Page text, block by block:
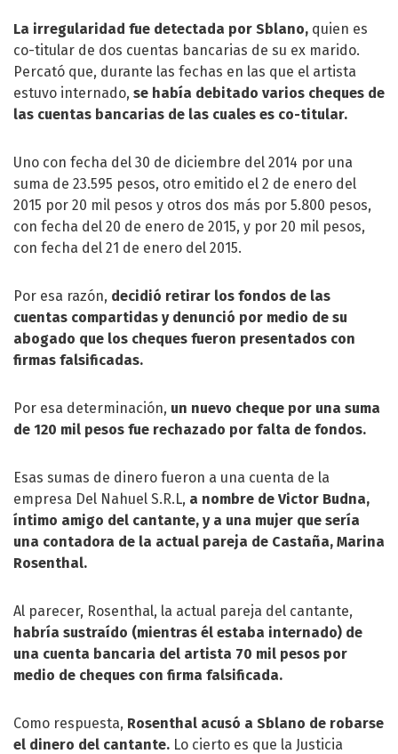
La irregularidad fue detectada por Sblano, quien es
co-titular de dos cuentas bancarias de su ex marido.
Percató que, durante las fechas en las que el artista
estuvo internado, se había debitado varios cheques de
las cuentas bancarias de las cuales es co-titular.
Uno con fecha del 30 de diciembre del 2014 por una
suma de 23.595 pesos, otro emitido el 2 de enero del
2015 por 20 mil pesos y otros dos más por 5.800 pesos,
con fecha del 20 de enero de 2015, y por 20 mil pesos,
con fecha del 21 de enero del 2015.
Por esa razón, decidió retirar los fondos de las
cuentas compartidas y denunció por medio de su
abogado que los cheques fueron presentados con
firmas falsificadas.
Por esa determinación, un nuevo cheque por una suma
de 120 mil pesos fue rechazado por falta de fondos.
Esas sumas de dinero fueron a una cuenta de la
empresa Del Nahuel S.R.L, a nombre de Victor Budna,
íntimo amigo del cantante, y a una mujer que sería
una contadora de la actual pareja de Castaña, Marina
Rosenthal.
Al parecer, Rosenthal, la actual pareja del cantante,
habría sustraído (mientras él estaba internado) de
una cuenta bancaria del artista 70 mil pesos por
medio de cheques con firma falsificada.
Como respuesta, Rosenthal acusó a Sblano de robarse
el dinero del cantante. Lo cierto es que la Justicia